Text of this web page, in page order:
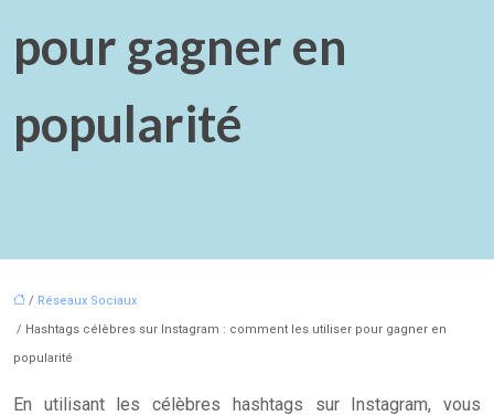
pour gagner en
popularité
/ Réseaux Sociaux
/ Hashtags célèbres sur Instagram : comment les utiliser pour gagner en
popularité
En utilisant les célèbres hashtags sur Instagram, vous